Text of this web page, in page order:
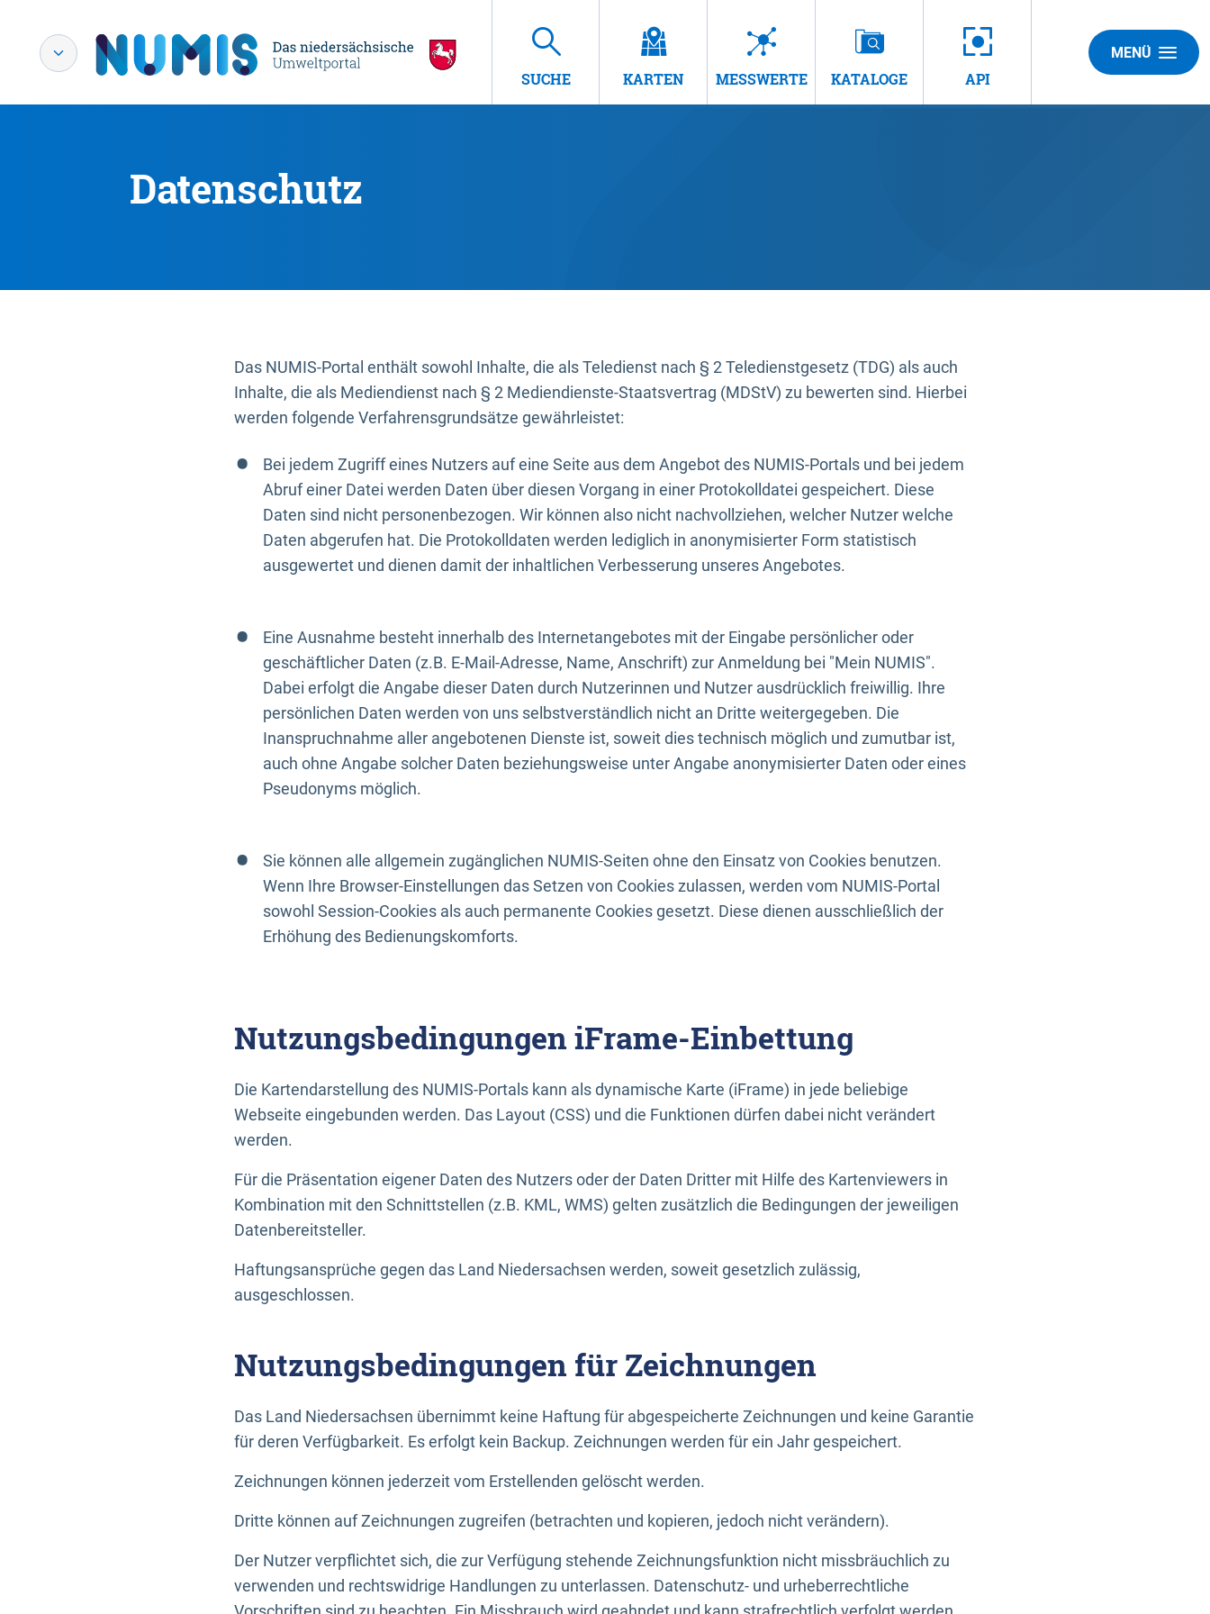
SUCHE KARTEN MESSWERTE KATALOGE API
MENÜ
Datenschutz
Das NUMIS-Portal enthält sowohl Inhalte, die als Teledienst nach § 2 Teledienstgesetz (TDG) als auch
Inhalte, die als Mediendienst nach § 2 Mediendienste-Staatsvertrag (MDStV) zu bewerten sind. Hierbei
werden folgende Verfahrensgrundsätze gewährleistet:
Bei jedem Zugriff eines Nutzers auf eine Seite aus dem Angebot des NUMIS-Portals und bei jedem
Abruf einer Datei werden Daten über diesen Vorgang in einer Protokolldatei gespeichert. Diese
Daten sind nicht personenbezogen. Wir können also nicht nachvollziehen, welcher Nutzer welche
Daten abgerufen hat. Die Protokolldaten werden lediglich in anonymisierter Form statistisch
ausgewertet und dienen damit der inhaltlichen Verbesserung unseres Angebotes.
Eine Ausnahme besteht innerhalb des Internetangebotes mit der Eingabe persönlicher oder
geschäftlicher Daten (z.B. E-Mail-Adresse, Name, Anschrift) zur Anmeldung bei "Mein NUMIS".
Dabei erfolgt die Angabe dieser Daten durch Nutzerinnen und Nutzer ausdrücklich freiwillig. Ihre
persönlichen Daten werden von uns selbstverständlich nicht an Dritte weitergegeben. Die
Inanspruchnahme aller angebotenen Dienste ist, soweit dies technisch möglich und zumutbar ist,
auch ohne Angabe solcher Daten beziehungsweise unter Angabe anonymisierter Daten oder eines
Pseudonyms möglich.
Sie können alle allgemein zugänglichen NUMIS-Seiten ohne den Einsatz von Cookies benutzen.
Wenn Ihre Browser-Einstellungen das Setzen von Cookies zulassen, werden vom NUMIS-Portal
sowohl Session-Cookies als auch permanente Cookies gesetzt. Diese dienen ausschließlich der
Erhöhung des Bedienungskomforts.
Nutzungsbedingungen iFrame-Einbettung
Die Kartendarstellung des NUMIS-Portals kann als dynamische Karte (iFrame) in jede beliebige
Webseite eingebunden werden. Das Layout (CSS) und die Funktionen dürfen dabei nicht verändert
werden.
Für die Präsentation eigener Daten des Nutzers oder der Daten Dritter mit Hilfe des Kartenviewers in
Kombination mit den Schnittstellen (z.B. KML, WMS) gelten zusätzlich die Bedingungen der jeweiligen
Datenbereitsteller.
Haftungsansprüche gegen das Land Niedersachsen werden, soweit gesetzlich zulässig,
ausgeschlossen.
Nutzungsbedingungen für Zeichnungen
Das Land Niedersachsen übernimmt keine Haftung für abgespeicherte Zeichnungen und keine Garantie
für deren Verfügbarkeit. Es erfolgt kein Backup. Zeichnungen werden für ein Jahr gespeichert.
Zeichnungen können jederzeit vom Erstellenden gelöscht werden.
Dritte können auf Zeichnungen zugreifen (betrachten und kopieren, jedoch nicht verändern).
Der Nutzer verpflichtet sich, die zur Verfügung stehende Zeichnungsfunktion nicht missbräuchlich zu
verwenden und rechtswidrige Handlungen zu unterlassen. Datenschutz- und urheberrechtliche